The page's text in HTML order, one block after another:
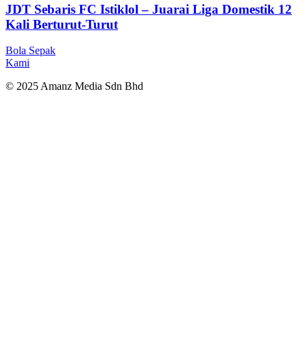
JDT Sebaris FC Istiklol – Juarai Liga Domestik 12
Kali Berturut-Turut
Bola Sepak
Kami
© 2025 Amanz Media Sdn Bhd